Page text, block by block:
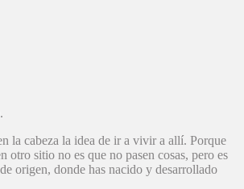
la cabeza la idea de ir a vivir a allí. Porque
sitio no es que no pasen cosas, pero es
origen, donde has nacido y desarrollado